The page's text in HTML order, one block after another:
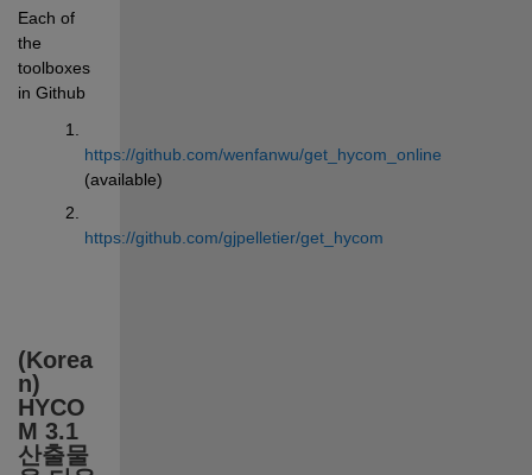
Each of
the
toolboxes
in Github
https://github.com/wenfanwu/get_hycom_online
(available)
https://github.com/gjpelletier/get_hycom
(Korea
n)
HYCO
M 3.1
산출물